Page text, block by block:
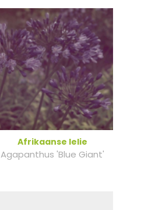
Afrikaanse lelie
Agapanthus 'Blue Giant'